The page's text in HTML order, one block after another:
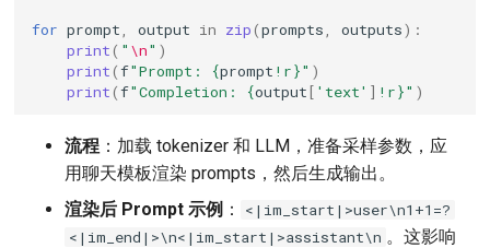
for prompt, output in zip(prompts, outputs):
print( " \n" )
print(f"Prompt: {prompt !r}" )
print(f"Completion: {output [ 'text' ] !r}" )
流程 ：加载 tokenizer 和 LLM，准备采样参数，应
用聊天模板渲染 prompts，然后生成输出。
渲染后 Prompt 示例 ：
<|im_start|>user\n1+1=?
<|im_end|>\n<|im_start|>assistant\n 。这影响